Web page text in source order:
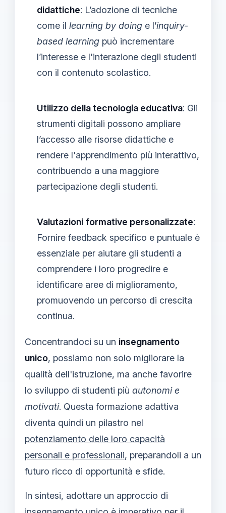
didattiche: L’adozione di tecniche
come il learning by doing e l’inquiry-
based learning può incrementare
l’interesse e l'interazione degli studenti
con il contenuto scolastico.
Utilizzo della tecnologia educativa: Gli
strumenti digitali possono ampliare
l’accesso alle risorse didattiche e
rendere l'apprendimento più interattivo,
contribuendo a una maggiore
partecipazione degli studenti.
Valutazioni formative personalizzate:
Fornire feedback specifico e puntuale è
essenziale per aiutare gli studenti a
comprendere i loro progredire e
identificare aree di miglioramento,
promuovendo un percorso di crescita
continua.
Concentrandoci su un insegnamento
unico, possiamo non solo migliorare la
qualità dell'istruzione, ma anche favorire
lo sviluppo di studenti più autonomi e
motivati. Questa formazione adattiva
diventa quindi un pilastro nel
potenziamento delle loro capacità
personali e professionali, preparandoli a un
futuro ricco di opportunità e sfide.
In sintesi, adottare un approccio di